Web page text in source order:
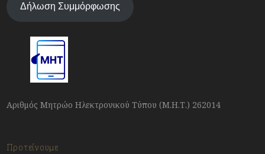
Δήλωση Συμμόρφωσης
Αριθμός Μητρώο Ηλεκτρονικού Τύπου (Μ.Η.Τ.) 262014
Προτείνουμε